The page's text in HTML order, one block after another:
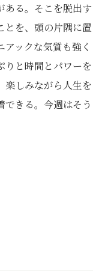
ある。そこを脱出す
とを、頭の片隅に置
ックな気質も強く
りと時間とパワーを
楽しみながら人生を
きる。今週はそう